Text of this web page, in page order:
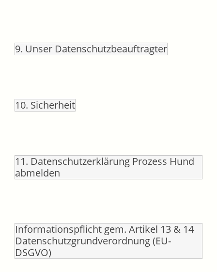
9. Unser Datenschutzbeauftragter
10. Sicherheit
11. Datenschutzerklärung Prozess Hund
abmelden
Informationspflicht gem. Artikel 13 & 14
Datenschutzgrundverordnung (EU-
DSGVO)